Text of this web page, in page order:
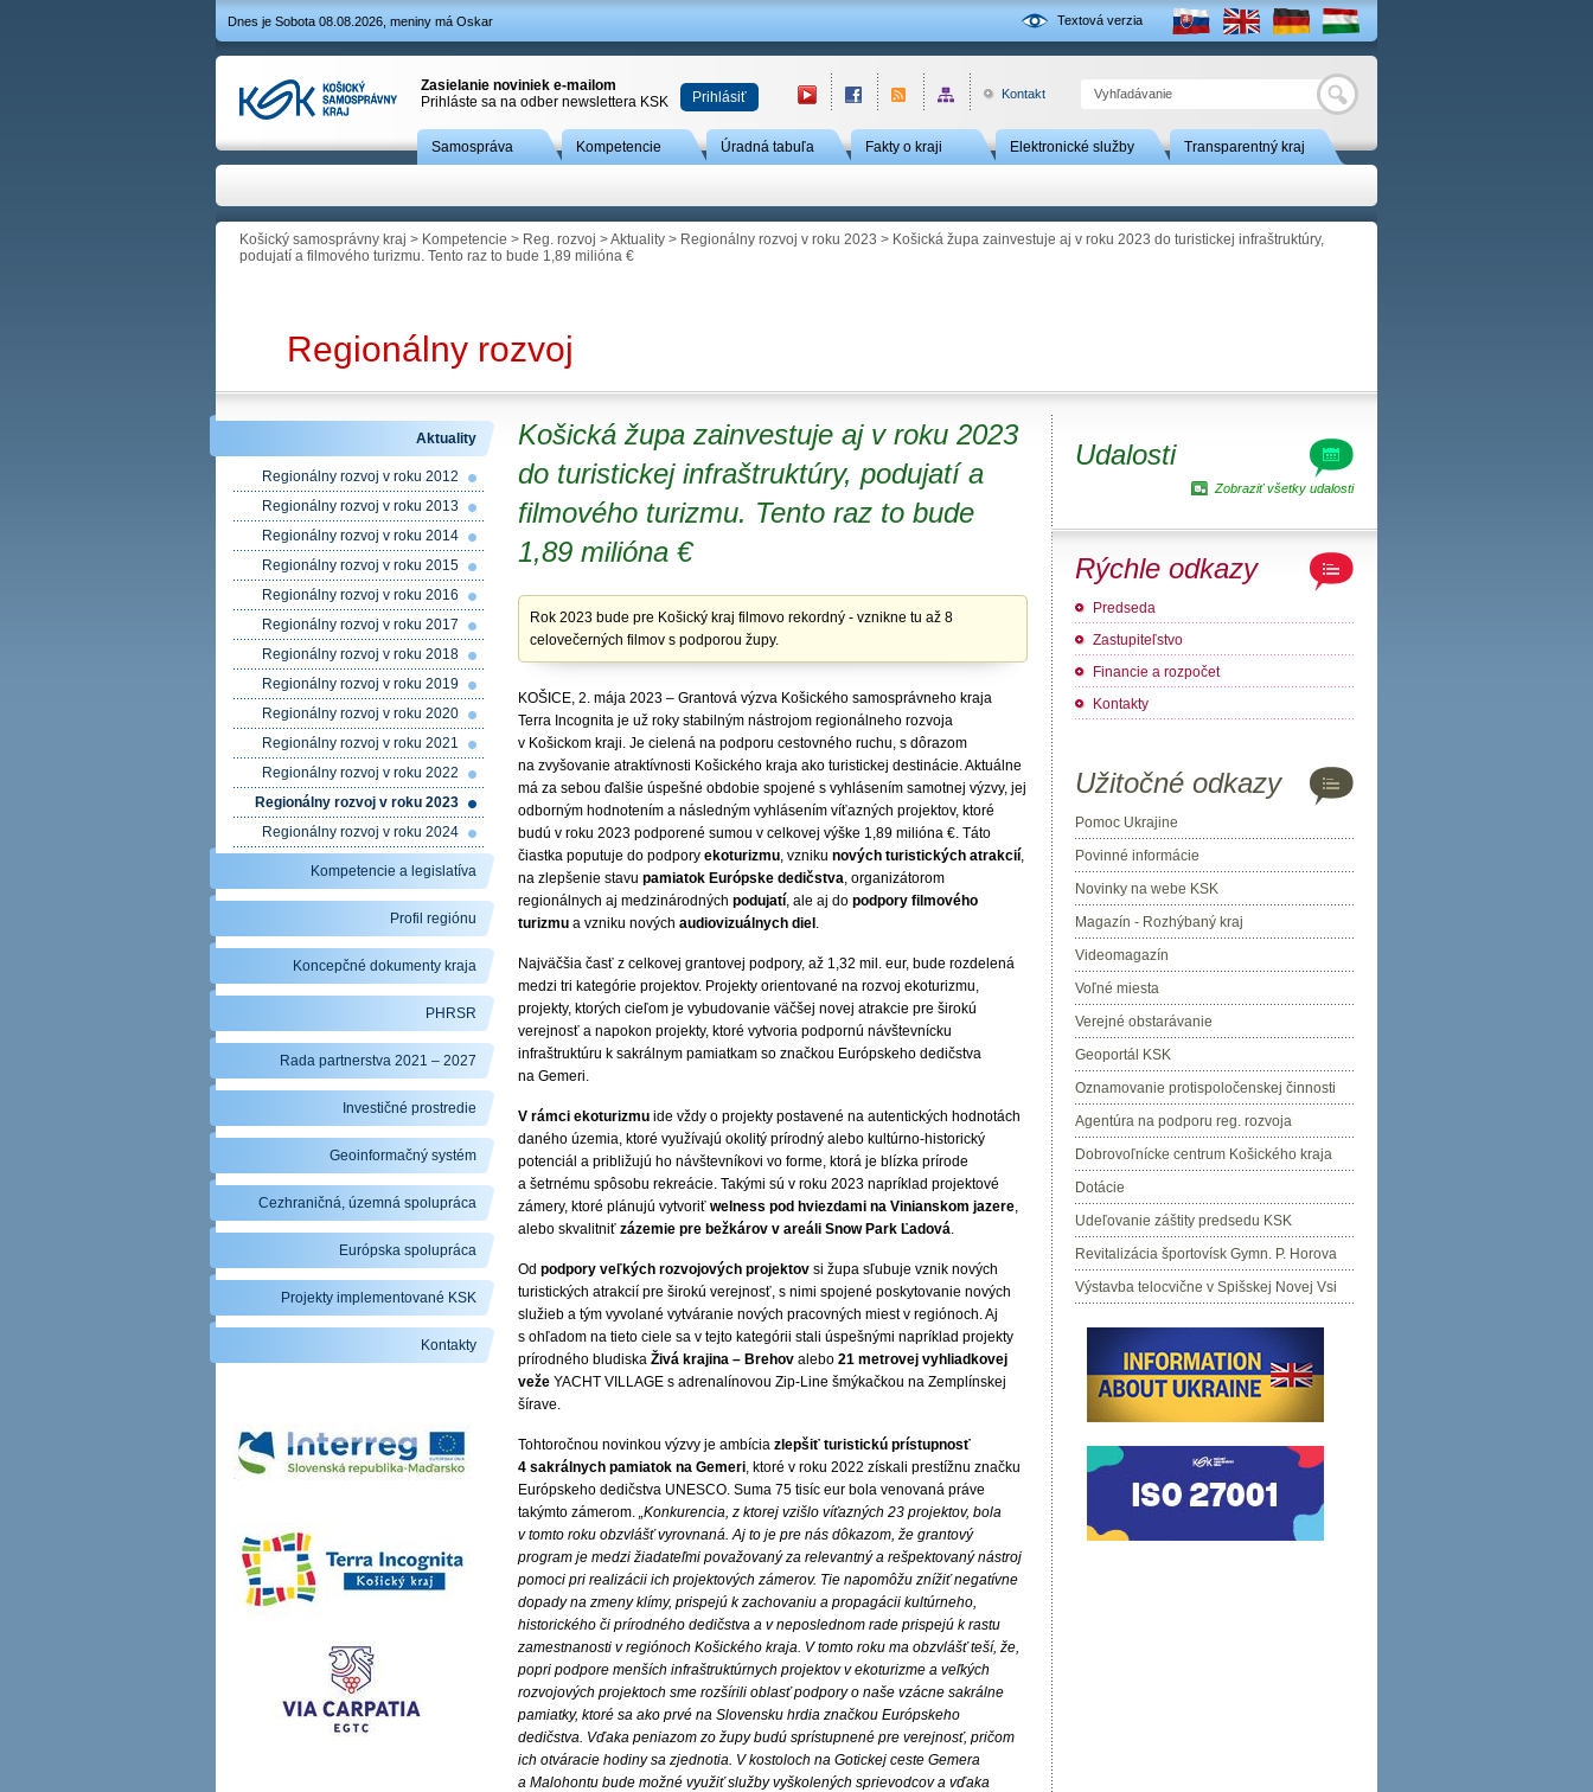
Textová verzia
Dnes je Sobota 08.08.2026, meniny má Oskar
Hľadať
Zasielanie noviniek e-mailom
Prihláste sa na odber newslettera KSK
Prihlásiť Kontakt
Samospráva Kompetencie Úradná tabuľa Fakty o kraji Elektronické služby Transparentný kraj
Košický samosprávny kraj > Kompetencie > Reg. rozvoj >Aktuality > Regionálny rozvoj v roku 2023 > Košická župa zainvestuje aj v roku 2023 do turistickej infraštruktúry,
podujatí a filmového turizmu. Tento raz to bude 1,89 milióna €
Regionálny rozvoj
Košická župa zainvestuje aj v roku 2023
do turistickej infraštruktúry, podujatí a
filmového turizmu. Tento raz to bude
1,89 milióna €
Rok 2023 bude pre Košický kraj filmovo rekordný - vznikne tu až 8
celovečerných filmov s podporou župy.
KOŠICE, 2. mája 2023 – Grantová výzva Košického samosprávneho kraja
Terra Incognita je už roky stabilným nástrojom regionálneho rozvoja
v Košickom kraji. Je cielená na podporu cestovného ruchu, s dôrazom
na zvyšovanie atraktívnosti Košického kraja ako turistickej destinácie. Aktuálne
má za sebou ďalšie úspešné obdobie spojené s vyhlásením samotnej výzvy, jej
odborným hodnotením a následným vyhlásením víťazných projektov, ktoré
budú v roku 2023 podporené sumou v celkovej výške 1,89 milióna €. Táto
čiastka poputuje do podpory ekoturizmu, vzniku nových turistických atrakcií,
na zlepšenie stavu pamiatok Európske dedičstva, organizátorom
regionálnych aj medzinárodných podujatí, ale aj do podpory filmového
turizmu a vzniku nových audiovizuálnych diel .
Najväčšia časť z celkovej grantovej podpory, až 1,32 mil. eur, bude rozdelená
medzi tri kategórie projektov. Projekty orientované na rozvoj ekoturizmu,
projekty, ktorých cieľom je vybudovanie väčšej novej atrakcie pre širokú
verejnosť a napokon projekty, ktoré vytvoria podpornú návštevnícku
infraštruktúru k sakrálnym pamiatkam so značkou Európskeho dedičstva
na Gemeri.
V rámci ekoturizmu ide vždy o projekty postavené na autentických hodnotách
daného územia, ktoré využívajú okolitý prírodný alebo kultúrno-historický
potenciál a približujú ho návštevníkovi vo forme, ktorá je blízka prírode
a šetrnému spôsobu rekreácie. Takými sú v roku 2023 napríklad projektové
zámery, ktoré plánujú vytvoriť welness pod hviezdami na Vinianskom jazere,
alebo skvalitniť zázemie pre bežkárov v areáli Snow Park Ľadová.
Od podpory veľkých rozvojových projektov si župa sľubuje vznik nových
turistických atrakcií pre širokú verejnosť, s nimi spojené poskytovanie nových
služieb a tým vyvolané vytváranie nových pracovných miest v regiónoch. Aj
s ohľadom na tieto ciele sa v tejto kategórii stali úspešnými napríklad projekty
prírodného bludiska Živá krajina – Brehov alebo 21 metrovej vyhliadkovej
veže YACHT VILLAGE s adrenalínovou Zip-Line šmýkačkou na Zemplínskej
šírave.
Tohtoročnou novinkou výzvy je ambícia zlepšiť turistickú prístupnosť
4 sakrálnych pamiatok na Gemeri, ktoré v roku 2022 získali prestížnu značku
Európskeho dedičstva UNESCO. Suma 75 tisíc eur bola venovaná práve
takýmto zámerom. „Konkurencia, z ktorej vzišlo víťazných 23 projektov, bola
v tomto roku obzvlášť vyrovnaná. Aj to je pre nás dôkazom, že grantový
program je medzi žiadateľmi považovaný za relevantný a rešpektovaný nástroj
pomoci pri realizácii ich projektových zámerov. Tie napomôžu znížiť negatívne
dopady na zmeny klímy, prispejú k zachovaniu a propagácii kultúrneho,
historického či prírodného dedičstva a v neposlednom rade prispejú k rastu
zamestnanosti v regiónoch Košického kraja. V tomto roku ma obzvlášť teší, že,
popri podpore menších infraštruktúrnych projektov v ekoturizme a veľkých
rozvojových projektoch sme rozšírili oblasť podpory o naše vzácne sakrálne
pamiatky, ktoré sa ako prvé na Slovensku hrdia značkou Európskeho
dedičstva. Vďaka peniazom zo župy budú sprístupnené pre verejnosť, pričom
ich otváracie hodiny sa zjednotia. V kostoloch na Gotickej ceste Gemera
a Malohontu bude možné využiť služby vyškolených sprievodcov a vďaka
Aktuality
Regionálny rozvoj v roku 2012
Regionálny rozvoj v roku 2013
Regionálny rozvoj v roku 2014
Regionálny rozvoj v roku 2015
Regionálny rozvoj v roku 2016
Regionálny rozvoj v roku 2017
Regionálny rozvoj v roku 2018
Regionálny rozvoj v roku 2019
Regionálny rozvoj v roku 2020
Regionálny rozvoj v roku 2021
Regionálny rozvoj v roku 2022
Regionálny rozvoj v roku 2023
Regionálny rozvoj v roku 2024
Kompetencie a legislatíva
Profil regiónu
Koncepčné dokumenty kraja
PHRSR
Rada partnerstva 2021 – 2027
Investičné prostredie
Geoinformačný systém
Cezhraničná, územná spolupráca
Európska spolupráca
Projekty implementované KSK
Kontakty
Udalosti
Zobraziť všetky udalosti
Rýchle odkazy
Predseda
Zastupiteľstvo
Financie a rozpočet
Kontakty
Užitočné odkazy
Pomoc Ukrajine
Povinné informácie
Novinky na webe KSK
Magazín - Rozhýbaný kraj
Videomagazín
Voľné miesta
Verejné obstarávanie
Geoportál KSK
Oznamovanie protispoločenskej činnosti
Agentúra na podporu reg. rozvoja
Dobrovoľnícke centrum Košického kraja
Dotácie
Udeľovanie záštity predsedu KSK
Revitalizácia športovísk Gymn. P. Horova
Výstavba telocvične v Spišskej Novej Vsi